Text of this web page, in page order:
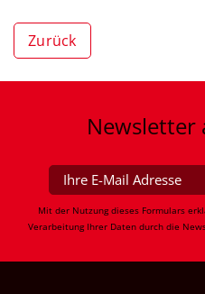
Zurück
Newsletter
Mit der Nutzung dieses Formulars
Verarbeitung Ihrer Daten durch die